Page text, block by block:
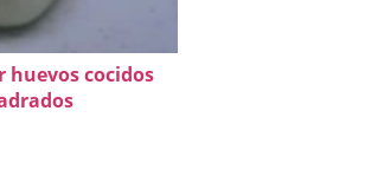
huevos cocidos